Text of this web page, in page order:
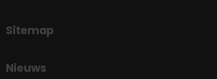
Sitemap
Nieuws